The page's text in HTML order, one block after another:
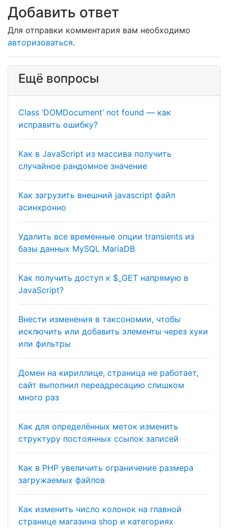
Для отправки комментария вам необходимо
авторизоваться.
Ещё вопросы
Class ‘DOMDocument’ not found — как
исправить ошибку?
Как в JavaScript из массива получить
случайное рандомное значение
Как загрузить внешний javascript файл
асинхронно
Удалить все временные опции transients из
базы данных MySQL MariaDB
Как получить доступ к $_GET напрямую в
JavaScript?
Внести изменения в таксономии, чтобы
исключить или добавить элементы через хуки
или фильтры
Домен на кириллице, страница не работает,
сайт выполнил переадресацию слишком
много раз
Как для определённых меток изменить
структуру постоянных ссылок записей
Как в PHP увеличить ограничение размера
загружаемых файлов
Как изменить число колонок на главной
странице магазина shop и категориях